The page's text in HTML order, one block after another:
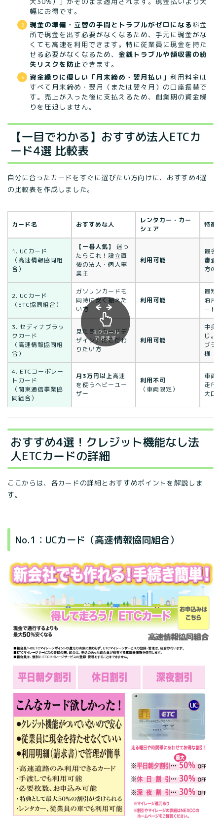
幅にお得です。
現金の準備・立替の手間とトラブルがゼロになる 料金
所で現金を出す必要がなくなるため、手元に現金がな
くても高速を利用できます。特に従業員に現金を持た
せる必要がなくなるため、 金銭トラブルや領収書の紛
失リスクを防止できます。
資金繰りに優しい「月末締め・翌月払い」 利用料金は
すべて月末締め・翌月（または翌々月）の口座振替で
す。売上が入った後に支払えるため、創業期の資金繰
りを圧迫しません。
【一目でわかる】おすすめ法人ETCカ
ード4選 比較表
自分に合ったカードをすぐに選びたい方向けに、おすすめ4選
の比較表を作成しました。
カード名 おすすめな人
レンタカー・カー
シェア
特徴
1. UCカード
（高速情報協同組
合）
【一番人気】
迷っ
たらこれ！設立直
後の法人・個人事
業主
利用可能
最多
審査
方の
2. UCカード
（ETC協同組合）
ガソリンカードも
同時に安く揃えた
い方
利用可能
最短
油用
ード
3. セディナブラッ
クカード
（高速情報協同組
合）
見た目（カードデ
ザイン）にこだわ
りたい方
利用可能
中身
じ。
ブラ
様
4. ETCコーポレー
トカード
（関東通信事業協
同組合）
月3万円以上高速
を使うヘビーユー
ザー
利用不可
（車両限定）
車両
走行
大口
スクロール
できます
おすすめ4選！クレジット機能なし法
人ETCカードの詳細
ここからは、各カードの詳細とおすすめポイントを解説しま
す。
No.1：UCカード（高速情報協同組合）